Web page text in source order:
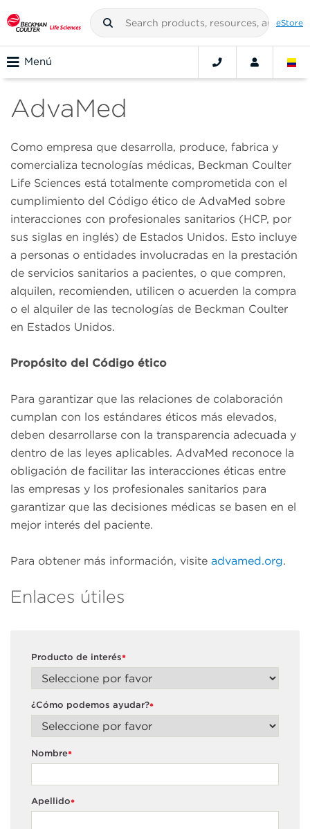
eStore
Menú
AdvaMed
Como empresa que desarrolla, produce, fabrica y
comercializa tecnologías médicas, Beckman Coulter
Life Sciences está totalmente comprometida con el
cumplimiento del Código ético de AdvaMed sobre
interacciones con profesionales sanitarios (HCP, por
sus siglas en inglés) de Estados Unidos. Esto incluye
a personas o entidades involucradas en la prestación
de servicios sanitarios a pacientes, o que compren,
alquilen, recomienden, utilicen o acuerden la compra
o el alquiler de las tecnologías de Beckman Coulter
en Estados Unidos.
Propósito del Código ético
Para garantizar que las relaciones de colaboración
cumplan con los estándares éticos más elevados,
deben desarrollarse con la transparencia adecuada y
dentro de las leyes aplicables. AdvaMed reconoce la
obligación de facilitar las interacciones éticas entre
las empresas y los profesionales sanitarios para
garantizar que las decisiones médicas se basen en el
mejor interés del paciente.
Para obtener más información, visite advamed.org.
Enlaces útiles
*
Producto de interés
*
¿Cómo podemos ayudar?
*
Nombre
*
Apellido